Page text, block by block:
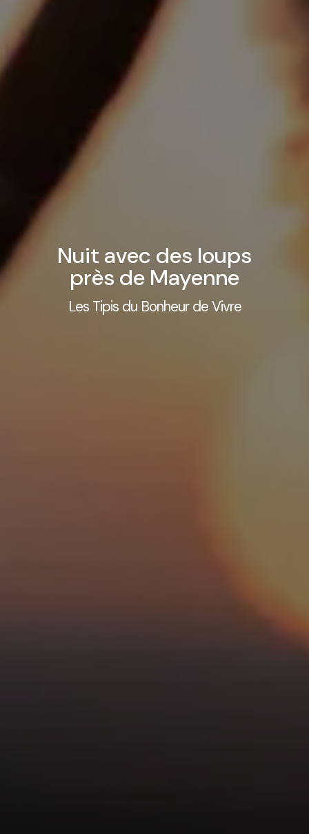
Nuit avec des loups
près de Mayenne
Les Tipis du Bonheur de Vivre